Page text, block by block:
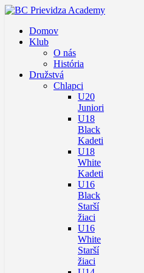
Domov
Klub
O nás
História
Družstvá
Chlapci
U20
Juniori
U18
Black
Kadeti
U18
White
Kadeti
U16
Black
Starší
žiaci
U16
White
Starší
žiaci